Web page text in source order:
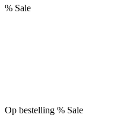
% Sale
Op bestelling % Sale